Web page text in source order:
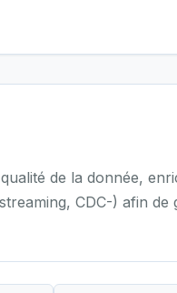
de la donnée,
CDC-) afin de